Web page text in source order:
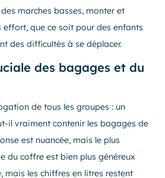
marches basses, monter et
effort, que ce soit pour des enfants
des difficultés à se déplacer.
des bagages et du
de tous les groupes : un
il vraiment contenir les bagages de
est nuancée, mais le plus
du coffre est bien plus généreux
mais les chiffres en litres restent